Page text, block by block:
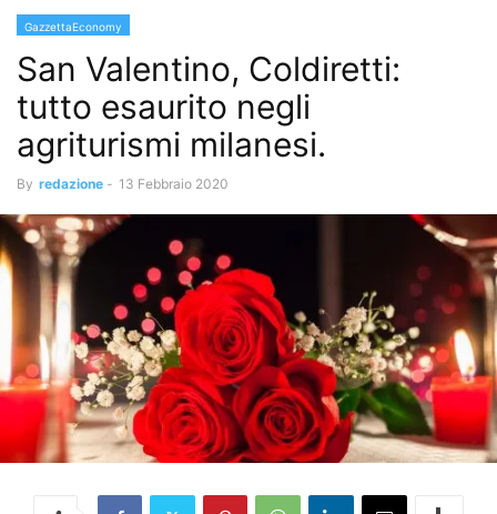
GazzettaEconomy
San Valentino, Coldiretti:
tutto esaurito negli
agriturismi milanesi.
By redazione - 13 Febbraio 2020